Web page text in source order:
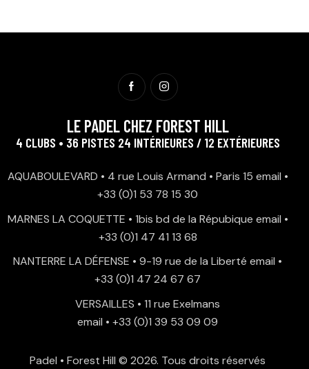
LE PADEL CHEZ FOREST HILL
4 CLUBS • 36 PISTES 24 INTÉRIEURES / 12 EXTÉRIEURES
AQUABOULEVARD • 4 rue Louis Armand • Paris 15 email •
+33 (0)1 53 78 15 30
MARNES LA COQUETTE • 1bis bd de la Répubique email •
+33 (0)1 47 41 13 68
NANTERRE LA DÉFENSE • 9-19 rue de la Liberté email •
+33 (0)1 47 24 67 67
VERSAILLES • 11 rue Exelmans
email • +33 (0)1 39 53 09 09
Padel • Forest Hill © 2026. Tous droits réservés